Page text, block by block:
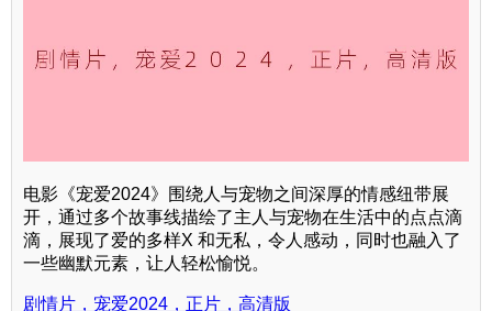
电影《宠爱2024》围绕人与宠物之间深厚的情感纽带展
开，通过多个故事线描绘了主人与宠物在生活中的点点滴
滴，展现了爱的多样X 和无私，令人感动，同时也融入了
一些幽默元素，让人轻松愉悦。
剧情片，宠爱2024，正片，高清版